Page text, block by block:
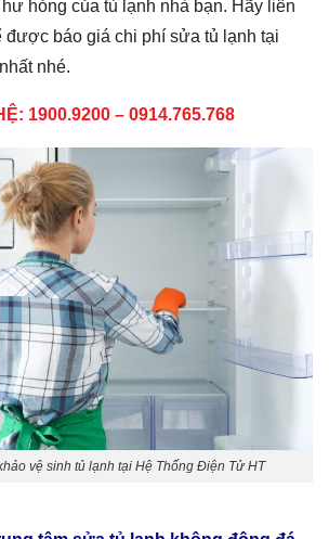
hỏng của tủ lạnh nhà bạn. Hãy liên
được báo giá chi phí sửa tủ lạnh tại
nhé.
1900.9200 – 0914.765.768
vệ sinh tủ lạnh tại Hệ Thống Điện Tử HT